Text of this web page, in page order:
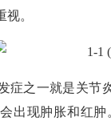
。
之一就是关节炎
出现肿胀和红